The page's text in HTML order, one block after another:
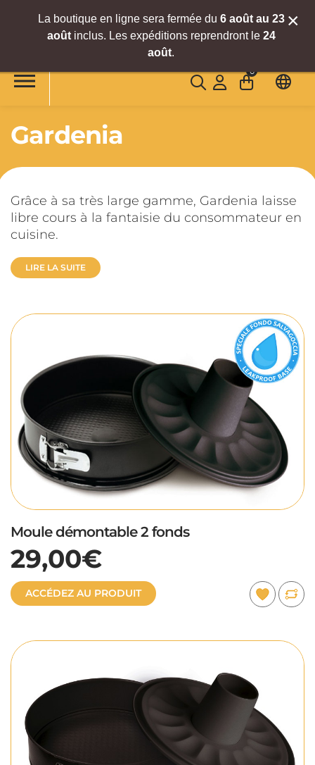
Accéder au contenu principal
0
Gardenia
Grâce à sa très large gamme, Gardenia laisse
libre cours à la fantaisie du consommateur en
cuisine.
LIRE LA SUITE
Moule démontable 2 fonds
29,00€
ACCÉDEZ AU PRODUIT
×
La boutique en ligne sera fermée du 6 aoûtau 23
aoûtinclus. Les expéditions reprendront le 24
août.